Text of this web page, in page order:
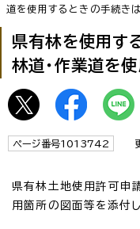
道を使用するときの手続き
県有林を使用す
林道・作業道を
ページ番号1013742 更
県有林土地使用許可申
用箇所の図面等を添付